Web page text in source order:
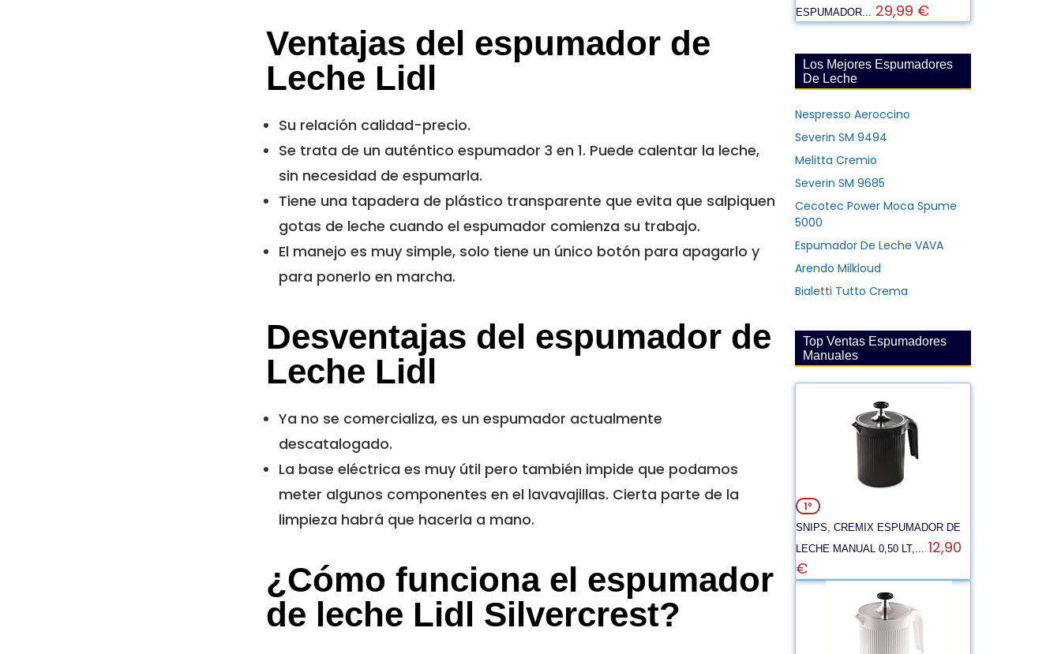
Ventajas del espumador de
Leche Lidl
Su relación calidad-precio.
Se trata de un auténtico espumador 3 en 1. Puede calentar la leche,
sin necesidad de espumarla.
Tiene una tapadera de plástico transparente que evita que salpiquen
gotas de leche cuando el espumador comienza su trabajo.
El manejo es muy simple, solo tiene un único botón para apagarlo y
para ponerlo en marcha.
Desventajas del espumador de
Leche Lidl
Ya no se comercializa, es un espumador actualmente
descatalogado.
La base eléctrica es muy útil pero también impide que podamos
meter algunos componentes en el lavavajillas. Cierta parte de la
limpieza habrá que hacerla a mano.
¿Cómo funciona el espumador
de leche Lidl Silvercrest?
ESPUMADOR... 29,99 €
Los Mejores Espumadores
De Leche
Nespresso Aeroccino
Severin SM 9494
Melitta Cremio
Severin SM 9685
Cecotec Power Moca Spume
5000
Espumador De Leche VAVA
Arendo Milkloud
Bialetti Tutto Crema
Top Ventas Espumadores
Manuales
1º
SNIPS, CREMIX ESPUMADOR DE
LECHE MANUAL 0,50 LT,... 12,90
€